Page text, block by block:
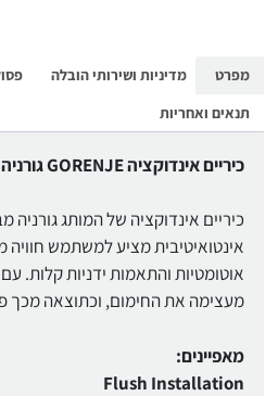
מפרט מדיניות ושירותי הובלה
תנאים ואחריות
כיריים אינדוקציה GORENJE גורניה IT640WSC
כיריים אינדוקציה של המותג
אינטואיטיבית מציע למשתמש
אוטומטיות והתאמות ידניות קלות.
מעצימה את החימום, וכתוצאה מכך
מאפיינים:
Flush Installation